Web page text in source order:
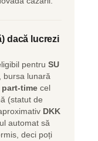
dacă lucrezi
pentru SU
bursa lunară
part-time cel
(statut de
DKK
automat să
deci poți